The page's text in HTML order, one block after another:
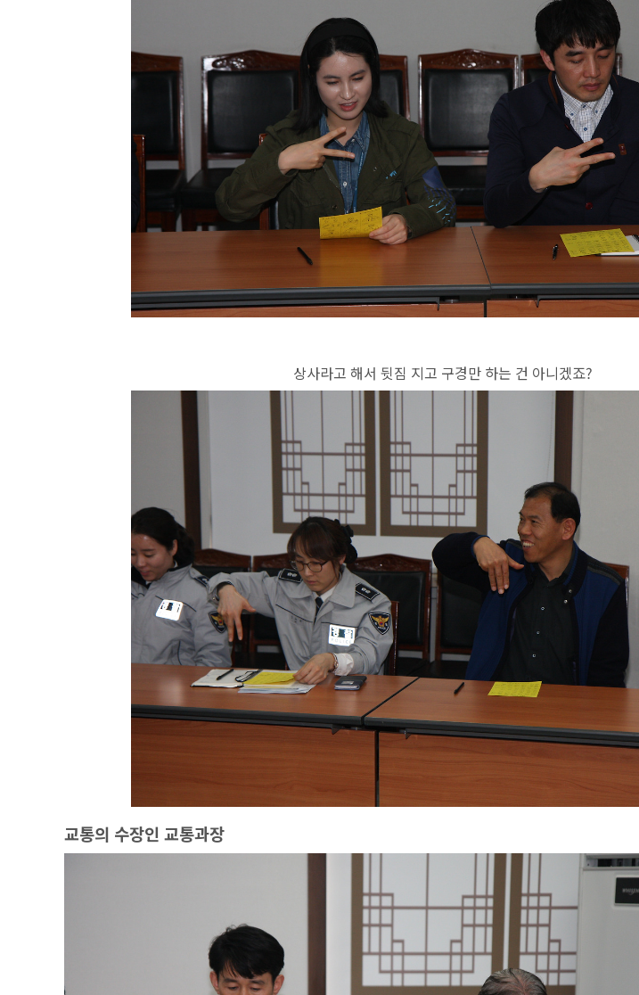
상사라고 해서 뒷짐 지고 구경만 하는 건 아니겠죠?
교통의 수장인 교통과장